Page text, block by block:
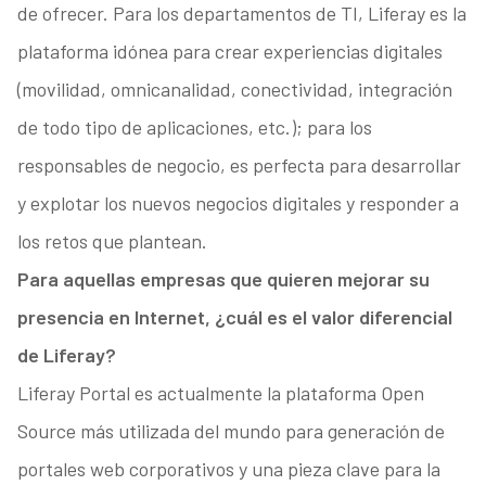
de ofrecer. Para los departamentos de TI, Liferay es la
plataforma idónea para crear experiencias digitales
(movilidad, omnicanalidad, conectividad, integración
de todo tipo de aplicaciones, etc.); para los
responsables de negocio, es perfecta para desarrollar
y explotar los nuevos negocios digitales y responder a
los retos que plantean.
Para aquellas empresas que quieren mejorar su
presencia en Internet, ¿cuál es el valor diferencial
de Liferay?
Liferay Portal es actualmente la plataforma Open
Source más utilizada del mundo para generación de
portales web corporativos y una pieza clave para la